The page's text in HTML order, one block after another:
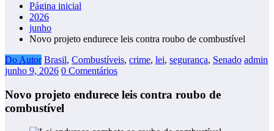
Página inicial
2026
junho
Novo projeto endurece leis contra roubo de combustível
Do Autor Brasil, Combustíveis, crime, lei, segurança, Senado admin
junho 9, 2026 0 Comentários
Novo projeto endurece leis contra roubo de
combustível